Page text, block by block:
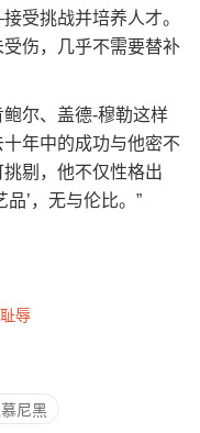
受挑战并培养人才。
伤，几乎不需要替补
尔、盖德-穆勒这样
年中的成功与他密不
剔，他不仅性格出
’，无与伦比。”
辱
尼黑